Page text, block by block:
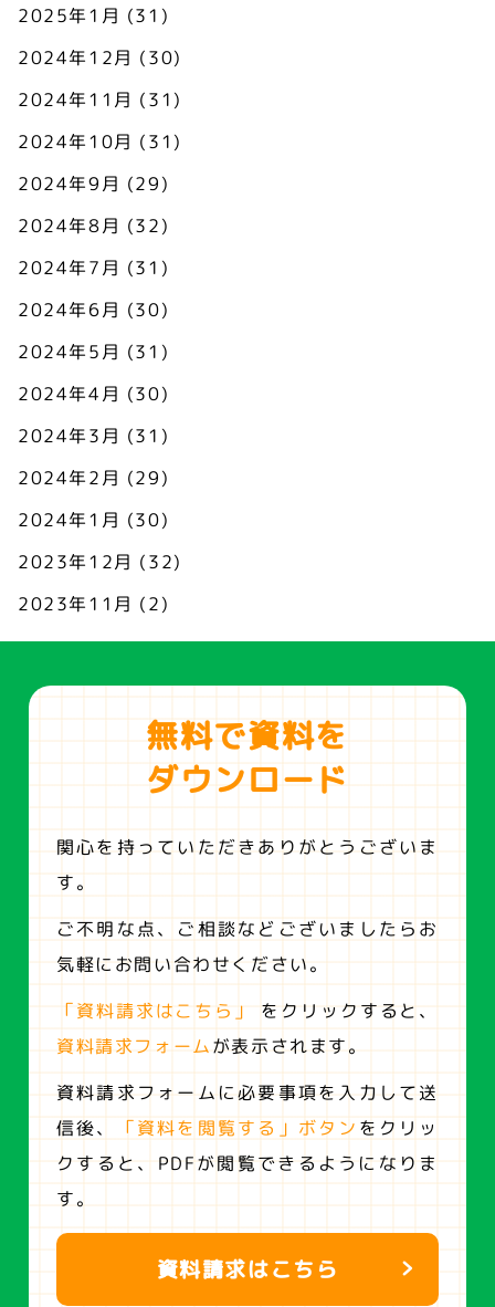
2025年1月 (31)
2024年12月 (30)
2024年11月 (31)
2024年10月 (31)
2024年9月 (29)
2024年8月 (32)
2024年7月 (31)
2024年6月 (30)
2024年5月 (31)
2024年4月 (30)
2024年3月 (31)
2024年2月 (29)
2024年1月 (30)
2023年12月 (32)
2023年11月 (2)
無料で資料を
ダウンロード
関心を持っていただきありがとうございま
す。
ご不明な点、ご相談などございましたらお
気軽にお問い合わせください。
「資料請求はこちら」
をクリックすると、
資料請求フォームが表示されます。
資料請求フォームに必要事項を入力して送
信後、
「資料を閲覧する」ボタン をクリッ
クすると、 PDFが閲覧できるようになりま
す。
資料請求はこちら